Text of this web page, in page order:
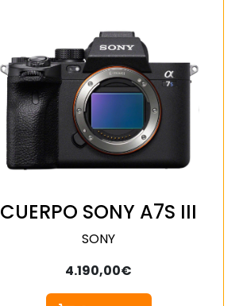
CUERPO SONY A7S III
SONY
4.190,00€